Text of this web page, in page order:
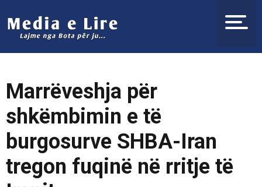
Marrëveshja për
shkëmbimin e të
burgosurve SHBA-Iran
tregon fuqinë në rritje të